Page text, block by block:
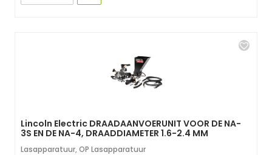
Lincoln Electric DRAADAANVOERUNIT VOOR DE NA-
3S EN DE NA-4, DRAADDIAMETER 1.6-2.4 MM
Lasapparatuur, OP Lasapparatuur